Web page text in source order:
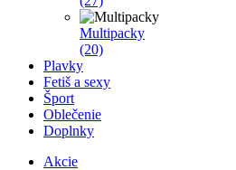
Multipacky
(20)
Plavky
Fetiš a sexy
Šport
Oblečenie
Doplnky
Akcie